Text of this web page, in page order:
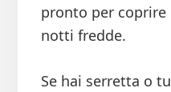
pronto per coprire
notti fredde.
Se hai serretta o